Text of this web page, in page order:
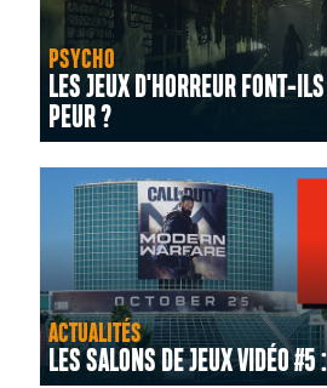
PSYCHO
LES JEUX D'HORREUR FONT-
PEUR ?
ACTUALITÉS
LES SALONS DE JEUX VIDÉO #5